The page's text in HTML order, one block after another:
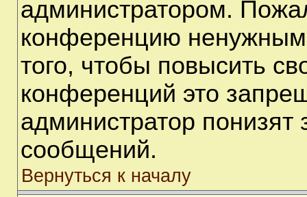
администратором.
конференцию
того, чтобы повысить
конференций это
администратор понизят
сообщений.
Вернуться к началу